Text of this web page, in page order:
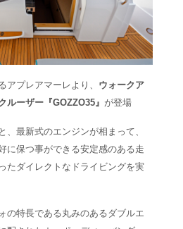
アプレアマーレより、 ウォークア
ルーザー『GOZZO35』 が登場
、最新式のエンジンが相まって、
に保つ事ができる安定感のある走
たダイレクトなドライビングを実
の特長である丸みのあるダブルエ